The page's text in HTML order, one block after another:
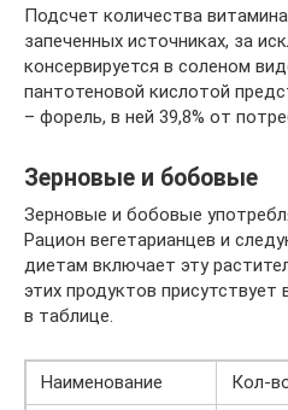
Подсчет количества
запеченных источниках, за
консервируется в соленом
пантотеновой кислотой
– форель, в ней 39,8% от
Зерновые и бобовые
Зерновые и бобовые
Рацион вегетарианцев и
диетам включает эту
этих продуктов
в таблице.
Наименование
Кол-